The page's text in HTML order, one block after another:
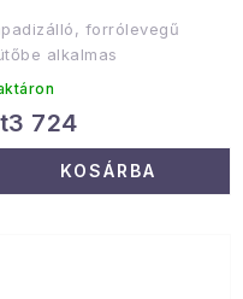
forrólevegű
alkalmas
724
KOSÁRBA